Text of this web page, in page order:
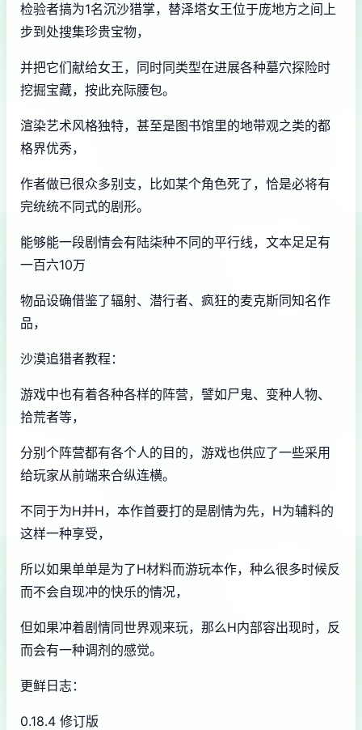
检验者搞为1名沉沙猎掌，替泽塔女王位于庞地方之间上
步到处搜集珍贵宝物，
并把它们献给女王，同时同类型在进展各种墓穴探险时
挖掘宝藏，按此充际腰包。
渲染艺术风格独特，甚至是图书馆里的地带观之类的都
格界优秀，
作者做已很众多别支，比如某个角色死了，恰是必将有
完统统不同式的剧形。
能够能一段剧情会有陆柒种不同的平行线，文本足足有
一百六10万
物品设确借鉴了辐射、潜行者、疯狂的麦克斯同知名作
品，
沙漠追猎者教程：
游戏中也有着各种各样的阵营，譬如尸鬼、变种人物、
拾荒者等，
分别个阵营都有各个人的目的，游戏也供应了一些采用
给玩家从前端来合纵连横。
不同于为H并H，本作首要打的是剧情为先，H为辅料的
这样一种享受，
所以如果单单是为了H材料而游玩本作，种么很多时候反
而不会自现冲的快乐的情况，
但如果冲着剧情同世界观来玩，那么H内部容出现时，反
而会有一种调剂的感觉。
更鲜日志：
0.18.4 修订版